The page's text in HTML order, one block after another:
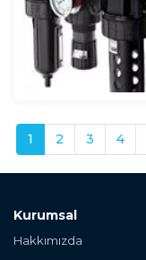
1 2 3 4
Kurumsal
Hakkımızda